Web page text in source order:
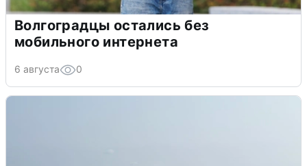
Волгоградцы остались без
мобильного интернета
6 августа 0